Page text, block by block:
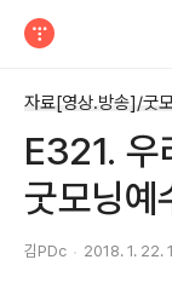
자료[영상.방송]/굿
E321. 우
굿모닝예
김PDc 2018. 1. 22.